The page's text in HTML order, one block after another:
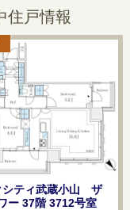
住戸情報
シティ武蔵小山 ザ
ー 37階 3712号室